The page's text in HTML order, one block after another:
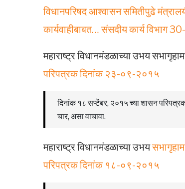
विधानपरिषद आश्वासन समितीपुढे
कार्यवाहीबाबत… संसदीय कार्य विभाग
महाराष्ट्र विधानमंडळाच्या उभय
परिपत्रक दिनांक २३-०९-२०१५
दिनांक १८ सप्टेंबर, २०१५ च्या शासन
चार, असा वाचावा.
महाराष्ट्र विधानमंडळाच्या उभय
परिपत्रक दिनांक १८-०९-२०१५